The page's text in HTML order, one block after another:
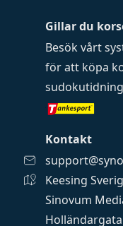
Gillar du
Besök vårt
för att köpa
Kontakt
Keesing
Sinovum